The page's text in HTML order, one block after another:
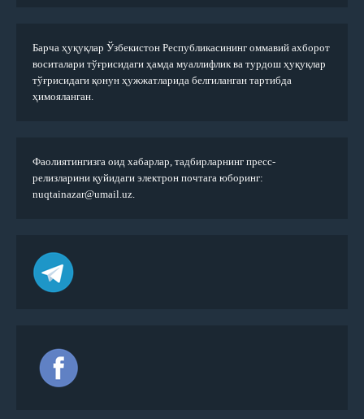
Барча ҳуқуқлар Ўзбекистон Республикасининг оммавий ахборот
воситалари тўғрисидаги ҳамда муаллифлик ва турдош ҳуқуқлар
тўғрисидаги қонун ҳужжатларида белгиланган тартибда
ҳимояланган.
Фаолиятингизга оид хабарлар, тадбирларнинг пресс-
релизларини қуйидаги электрон почтага юборинг:
nuqtainazar@umail.uz.